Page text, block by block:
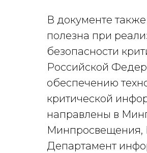
В документе
полезна при
безопасности
Российской
обеспечению
критической
направлены в
Минпросвещения,
Департамент